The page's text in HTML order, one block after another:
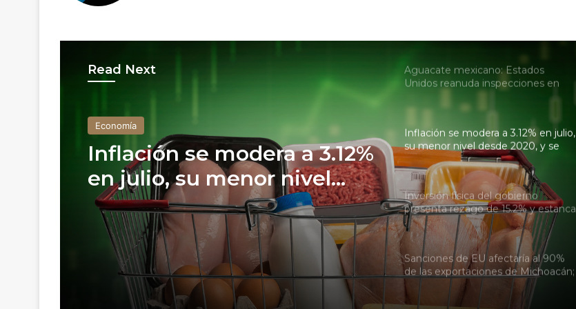
Read Next
Economía
Inflación se modera a 3.12%
en julio, su menor nivel
desde 2020, y se acerca a la
meta de Banxico
Aguacate mexicano: Estados
Unidos reanuda inspecciones en
zonas productoras de Michoacán
Inflación se modera a 3.12% en julio,
su menor nivel desde 2020, y se
acerca a la meta de Banxico
Inversión física del gobierno
presenta rezago de 15.2% y estanca
al Plan México
Sanciones de EU afectaría al 90%
de las exportaciones de Michoacán;
casi 6,000 mdd están en riesgo